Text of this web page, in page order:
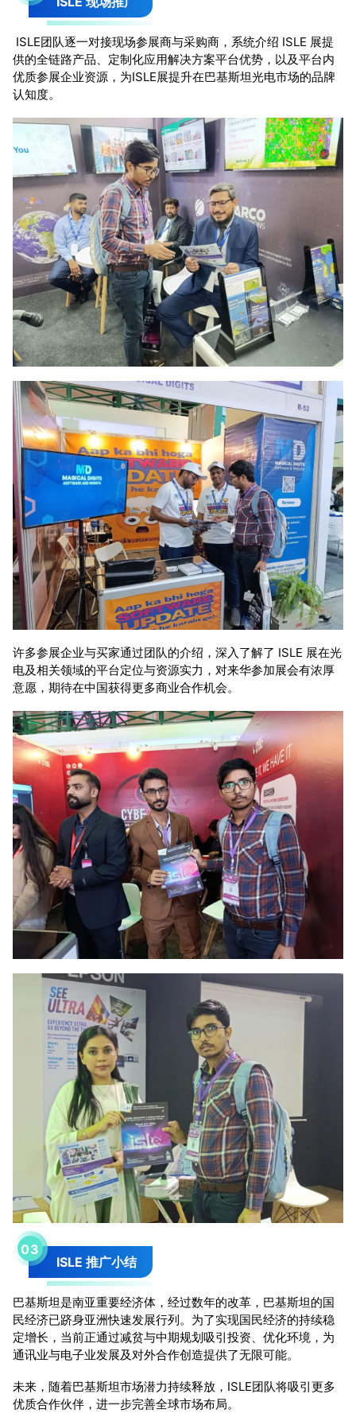
ISLE团队逐一对接现场参展商与采购商，系统介绍 ISLE 展提
供的全链路产品、定制化应用解决方案平台优势，以及平台内
优质参展企业资源，为ISLE展提升在巴基斯坦光电市场的品牌
认知度。
许多参展企业与买家通过团队的介绍，深入了解了 ISLE 展在光
电及相关领域的平台定位与资源实力，对来华参加展会有浓厚
意愿，期待在中国获得更多商业合作机会。
03
ISLE 推广小结
巴基斯坦是南亚重要经济体，经过数年的改革，巴基斯坦的国
民经济已跻身亚洲快速发展行列。为了实现国民经济的持续稳
定增长，当前正通过减贫与中期规划吸引投资、优化环境，为
通讯业与电子业发展及对外合作创造提供了无限可能。
未来，随着巴基斯坦市场潜力持续释放，ISLE团队将吸引更多
优质合作伙伴，进一步完善全球市场布局。